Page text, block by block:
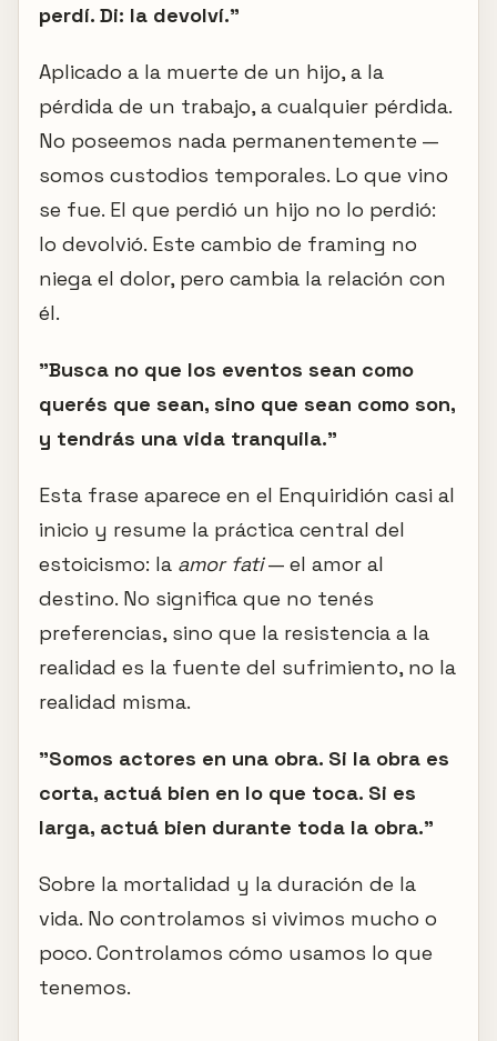
perdí. Di: la devolví."
Aplicado a la muerte de un hijo, a la
pérdida de un trabajo, a cualquier pérdida.
No poseemos nada permanentemente —
somos custodios temporales. Lo que vino
se fue. El que perdió un hijo no lo perdió:
lo devolvió. Este cambio de framing no
niega el dolor, pero cambia la relación con
él.
"Busca no que los eventos sean como
querés que sean, sino que sean como son,
y tendrás una vida tranquila."
Esta frase aparece en el Enquiridión casi al
inicio y resume la práctica central del
estoicismo: la amor fati— el amor al
destino. No significa que no tenés
preferencias, sino que la resistencia a la
realidad es la fuente del sufrimiento, no la
realidad misma.
"Somos actores en una obra. Si la obra es
corta, actuá bien en lo que toca. Si es
larga, actuá bien durante toda la obra."
Sobre la mortalidad y la duración de la
vida. No controlamos si vivimos mucho o
poco. Controlamos cómo usamos lo que
tenemos.